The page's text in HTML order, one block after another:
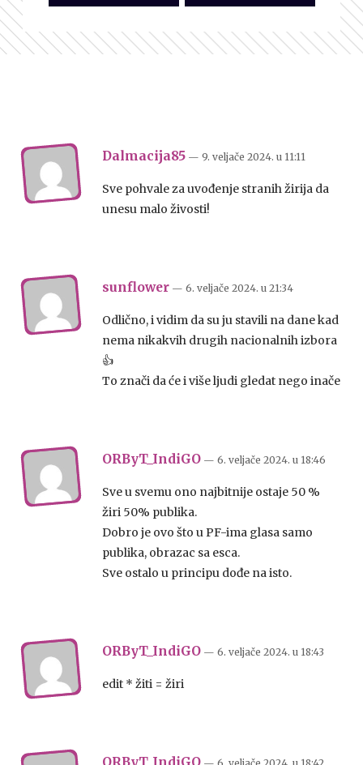
Dalmacija85 — 9. veljače 2024. u 11:11
Sve pohvale za uvođenje stranih žirija da
unesu malo živosti!
sunflower — 6. veljače 2024. u 21:34
Odlično, i vidim da su ju stavili na dane kad
nema nikakvih drugih nacionalnih izbora
👍
To znači da će i više ljudi gledat nego inače
ORByT_IndiGO — 6. veljače 2024. u 18:46
Sve u svemu ono najbitnije ostaje 50 %
žiri 50% publika.
Dobro je ovo što u PF-ima glasa samo
publika, obrazac sa esca.
Sve ostalo u principu dođe na isto.
ORByT_IndiGO — 6. veljače 2024. u 18:43
edit * žiti = žiri